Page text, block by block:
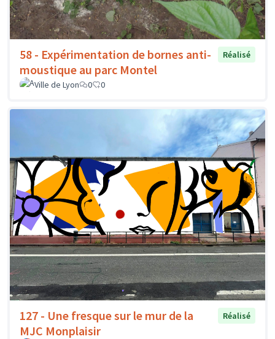
58 - Expérimentation de bornes anti-
moustique au parc Montel
Réalisé
Ville de Lyon 0 0
127 - Une fresque sur le mur de la
MJC Monplaisir
Réalisé